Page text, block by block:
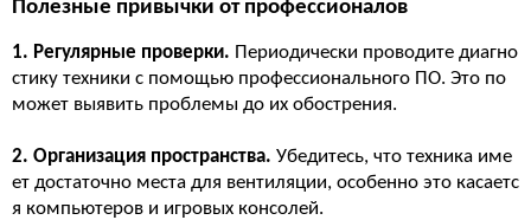
Полезные привычки от профессионалов
1. Регулярные проверки. Периодически проводите диагно
стику техники с помощью профессионального ПО. Это по
может выявить проблемы до их обострения.
2. Организация пространства. Убедитесь, что техника име
ет достаточно места для вентиляции, особенно это касаетс
я компьютеров и игровых консолей.